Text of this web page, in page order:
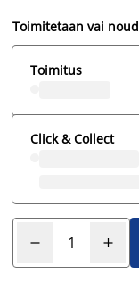
Toimitetaan vai
Toimitus
Click & Collect